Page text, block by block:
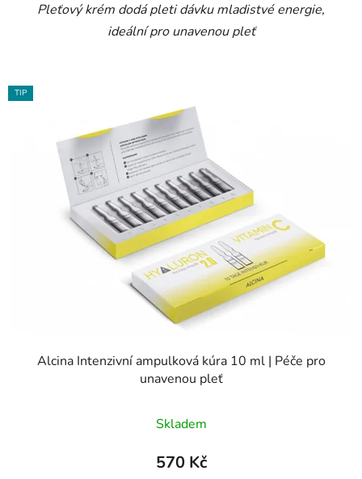
Pleťový krém dodá pleti dávku mladistvé energie,
ideální pro unavenou pleť
TIP
Alcina Intenzivní ampulková kúra 10 ml | Péče pro
unavenou pleť
Skladem
570 Kč